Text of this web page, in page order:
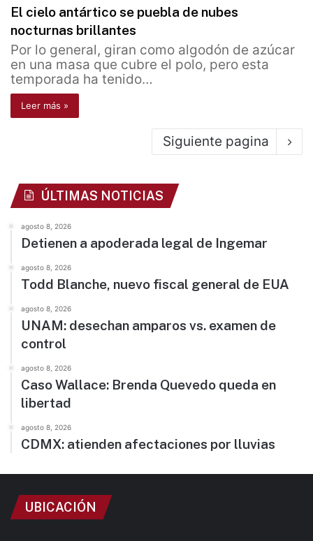
El cielo antártico se puebla de nubes
nocturnas brillantes
Por lo general, giran como algodón de azúcar
en una masa que cubre el polo, pero esta
temporada ha tenido…
Leer más »
Siguiente pagina
ÚLTIMAS NOTICIAS
agosto 8, 2026
Detienen a apoderada legal de Ingemar
agosto 8, 2026
Todd Blanche, nuevo fiscal general de EUA
agosto 8, 2026
UNAM: desechan amparos vs. examen de
control
agosto 8, 2026
Caso Wallace: Brenda Quevedo queda en
libertad
agosto 8, 2026
CDMX: atienden afectaciones por lluvias
UBICACIÓN